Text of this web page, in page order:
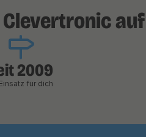
Clevertronic
2009
für dich